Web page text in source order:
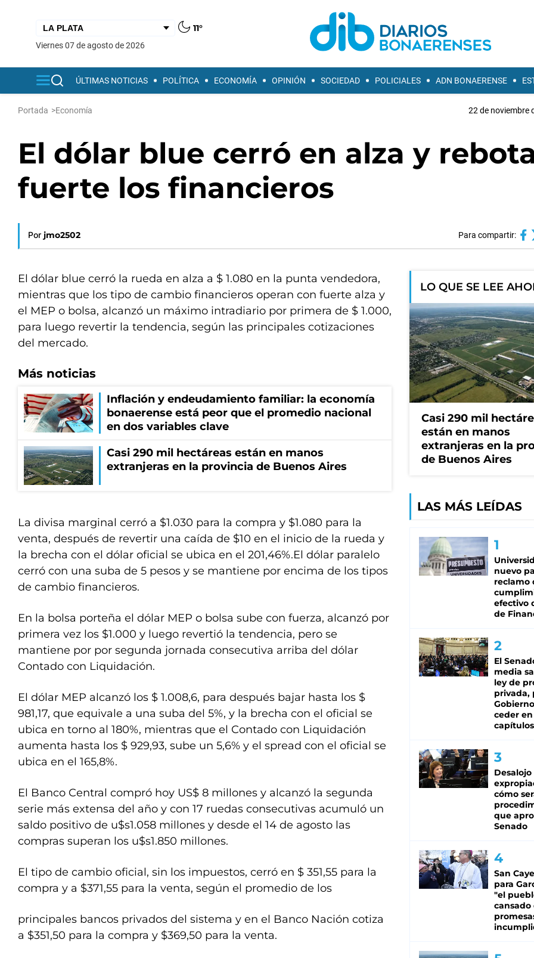
11°
viernes 07 de agosto de 2026
ÚLTIMAS NOTICIAS POLÍTICA ECONOMÍA OPINIÓN SOCIEDAD POLICIALES ADN BONAERENSE
Portada >Economía 22 de noviembre
El dólar blue cerró en alza y
fuerte los financieros
Por jmo2502 Para compartir:
El dólar blue cerró la rueda en alza a $ 1.080 en la punta vendedora,
mientras que los tipo de cambio financieros operan con fuerte alza y
el MEP o bolsa, alcanzó un máximo intradiario por primera de $ 1.000,
para luego revertir la tendencia, según las principales cotizaciones
del mercado.
Más noticias
Inflación y endeudamiento familiar: la economía
bonaerense está peor que el promedio nacional
en dos variables clave
Casi 290 mil hectáreas están en manos
extranjeras en la provincia de Buenos Aires
La divisa marginal cerró a $1.030 para la compra y $1.080 para la
venta, después de revertir una caída de $10 en el inicio de la rueda y
la brecha con el dólar oficial se ubica en el 201,46%.El dólar paralelo
cerró con una suba de 5 pesos y se mantiene por encima de los tipos
de cambio financieros.
En la bolsa porteña el dólar MEP o bolsa sube con fuerza, alcanzó por
primera vez los $1.000 y luego revertió la tendencia, pero se
mantiene por por segunda jornada consecutiva arriba del dólar
Contado con Liquidación.
El dólar MEP alcanzó los $ 1.008,6, para después bajar hasta los $
981,17, que equivale a una suba del 5%, y la brecha con el oficial se
ubica en torno al 180%, mientras que el Contado con Liquidación
aumenta hasta los $ 929,93, sube un 5,6% y el spread con el oficial se
ubica en el 165,8%.
El Banco Central compró hoy US$ 8 millones y alcanzó la segunda
serie más extensa del año y con 17 ruedas consecutivas acumuló un
saldo positivo de u$s1.058 millones y desde el 14 de agosto las
compras superan los u$s1.850 millones.
El tipo de cambio oficial, sin los impuestos, cerró en $ 351,55 para la
compra y a $371,55 para la venta, según el promedio de los
principales bancos privados del sistema y en el Banco Nación cotiza
a $351,50 para la compra y $369,50 para la venta.
LO QUE SE LEE
Casi 290 mil
están en manos
extranjeras en la
de Buenos Aires
LAS MÁS LEÍDAS
nuevo
reclamo
efectivo
de
El
media
ley de
privada,
ceder
capítulos
cómo
que
Senado
San
para
"el
cansado